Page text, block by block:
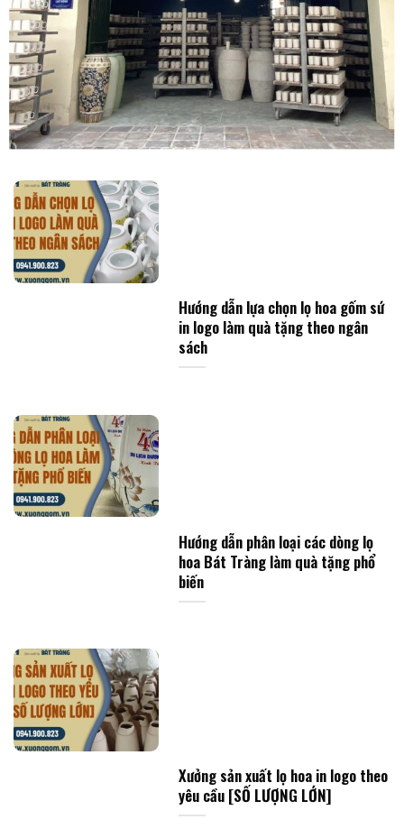
Hướng dẫn lựa chọn lọ hoa gốm sứ
in logo làm quà tặng theo ngân
sách
Hướng dẫn phân loại các dòng lọ
hoa Bát Tràng làm quà tặng phổ
biến
Xưởng sản xuất lọ hoa in logo theo
yêu cầu [SỐ LƯỢNG LỚN]